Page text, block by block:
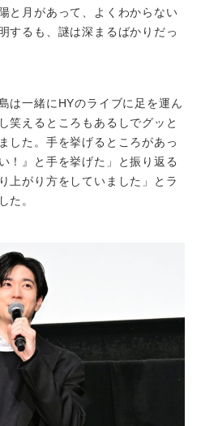
と月があって、よくわからない
するも、謎は深まるばかりだっ
は一緒にHYのライブに足を運ん
笑えるところもあるしでグッと
した。手を挙げるところがあっ
！』と手を挙げた」と振り返る
上がり方をしていました」とラ
た。